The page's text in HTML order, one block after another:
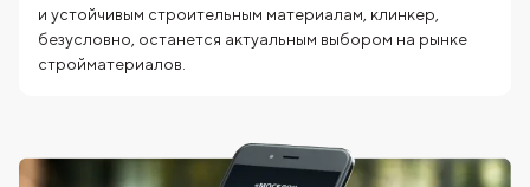
и устойчивым строительным материалам, клинкер,
безусловно, останется актуальным выбором на рынке
стройматериалов.